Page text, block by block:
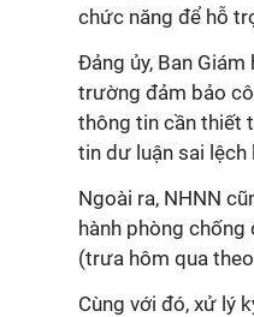
chức năng để hỗ
Đảng ủy, Ban
trường đảm bảo
thông tin cần thiết
tin dư luận sai lệch
Ngoài ra, NHNN
hành phòng
(trưa hôm qua
Cùng với đó, xử lý